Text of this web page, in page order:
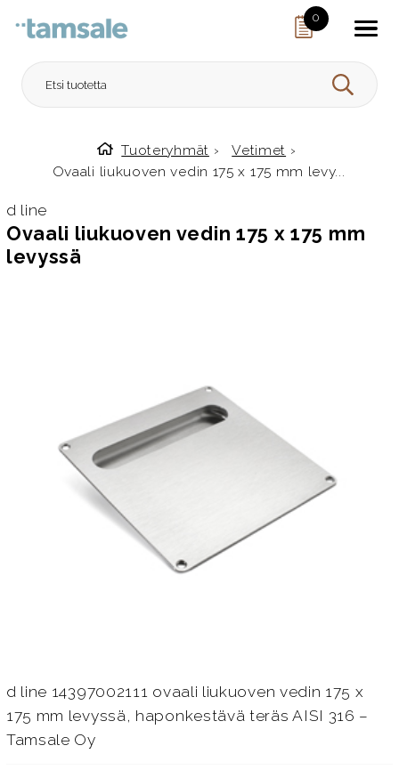
0
HAE
Etusivulle
Tuoteryhmät › Vetimet ›
Ovaali liukuoven vedin 175 x 175 mm levy...
d line
Ovaali liukuoven vedin 175 x 175 mm
levyssä
d line 14397002111 ovaali liukuoven vedin 175 x
175 mm levyssä, haponkestävä teräs AISI 316 –
Tamsale Oy